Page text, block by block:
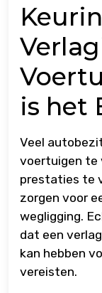
is het
Veel
voertuigen te
prestaties te
zorgen voor
wegligging.
dat een
kan hebben
vereisten.